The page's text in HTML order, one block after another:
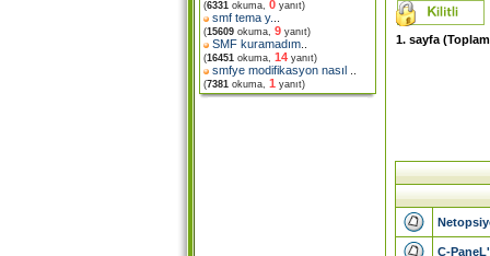
(6331 okuma, 0 yanıt)
smf tema y.
(15609 okuma, 9 yanıt)
SMF kuramadım
(16451 okuma, 14 yanıt)
smfye modifikasyon nasıl
(7381 okuma, 1 yanıt)
1. sayfa
C-